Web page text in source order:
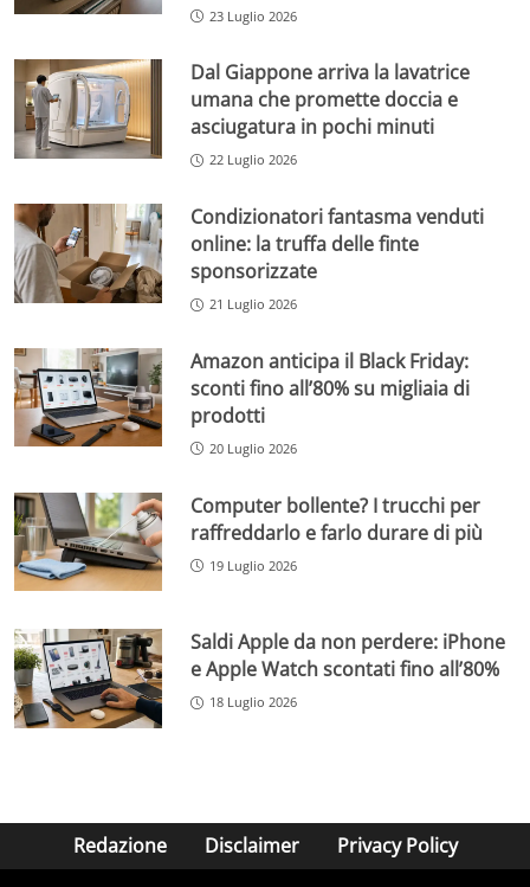
23 Luglio 2026
Dal Giappone arriva la lavatrice
umana che promette doccia e
asciugatura in pochi minuti
22 Luglio 2026
Condizionatori fantasma venduti
online: la truffa delle finte
sponsorizzate
21 Luglio 2026
Amazon anticipa il Black Friday:
sconti fino all’80% su migliaia di
prodotti
20 Luglio 2026
Computer bollente? I trucchi per
raffreddarlo e farlo durare di più
19 Luglio 2026
Saldi Apple da non perdere: iPhone
e Apple Watch scontati fino all’80%
18 Luglio 2026
Redazione Disclaimer Privacy Policy